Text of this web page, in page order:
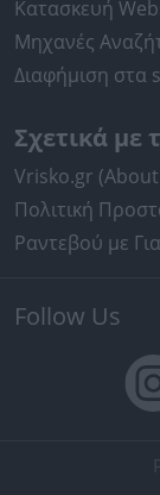
Κατασκευή
Μηχανές
Διαφήμιση στα
Σχετικά με
Vrisko.gr
Πολιτική
Ραντεβού με
Follow Us